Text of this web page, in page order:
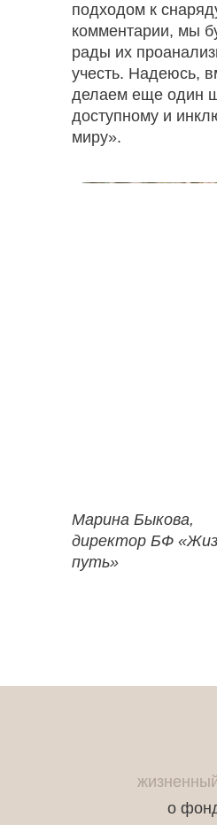
подходом к
комментарии, мы
рады их
учесть. Надеюсь,
делаем еще один
доступному и
миру».
Марина Быкова,
директор БФ
путь»
о